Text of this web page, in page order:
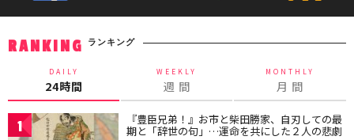
RANKING ランキング
DAILY
24時間
WEEKLY
週 間
MONTHLY
月 間
1 『豊臣兄弟！』お市と柴田勝家、自刃しての最
期と「辞世の句」…運命を共にした２人の悲劇